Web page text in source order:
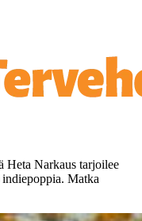
Heta Narkaus tarjoilee
Matka